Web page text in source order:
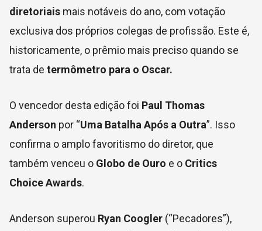
diretoriais mais notáveis do ano, com votação
exclusiva dos próprios colegas de profissão. Este é,
historicamente, o prêmio mais preciso quando se
trata de termômetro para o Oscar.
O vencedor desta edição foi Paul Thomas
Anderson por “Uma Batalha Após a Outra”. Isso
confirma o amplo favoritismo do diretor, que
também venceu o Globo de Ouro e o Critics
Choice Awards.
Anderson superou Ryan Coogler (“Pecadores”),